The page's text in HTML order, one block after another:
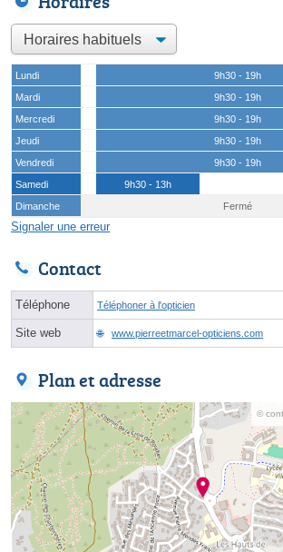
Lundi
9h30 - 19h
Mardi
9h30 - 19h
Mercredi
9h30 - 19h
Jeudi
9h30 - 19h
Vendredi
9h30 - 19h
Samedi
9h30 - 13h
Dimanche
Fermé
Signaler une erreur
Contact
Téléphone Téléphoner à l'opticien
Site web www.pierreetmarcel-opticiens.com
Plan et adresse
©